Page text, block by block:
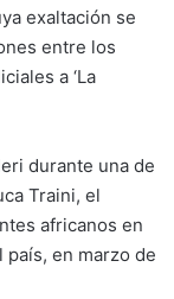
exaltación se
entre los
a ‘La
durante una de
Traini, el
africanos en
país, en marzo de